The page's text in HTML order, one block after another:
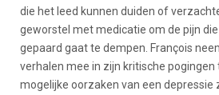
die het leed kunnen duiden of
geworstel met medicatie om de pijn
gepaard gaat te dempen. François
verhalen mee in zijn kritische pogingen
mogelijke oorzaken van een depressie